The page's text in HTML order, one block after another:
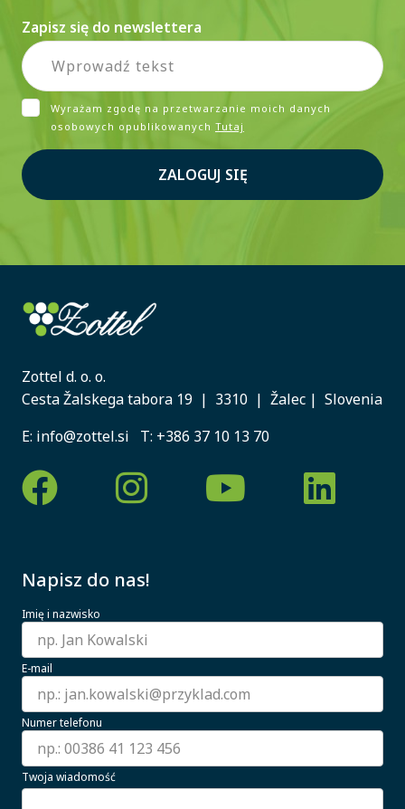
Zapisz się do newslettera
Wyrażam zgodę na przetwarzanie moich danych
osobowych opublikowanych Tutaj
ZALOGUJ SIĘ
Zottel d. o. o.
Cesta Žalskega tabora 19 | 3310 | Žalec | Slovenia
E: info@zottel.si T: +386 37 10 13 70
Napisz do nas!
Imię i nazwisko
E-mail
Numer telefonu
Twoja wiadomość